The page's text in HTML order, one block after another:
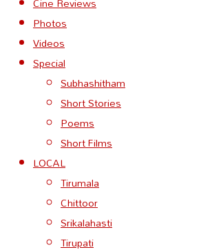
Photos
Videos
Special
Subhashitham
Short Stories
Poems
Short Films
LOCAL
Tirumala
Chittoor
Srikalahasti
Tirupati